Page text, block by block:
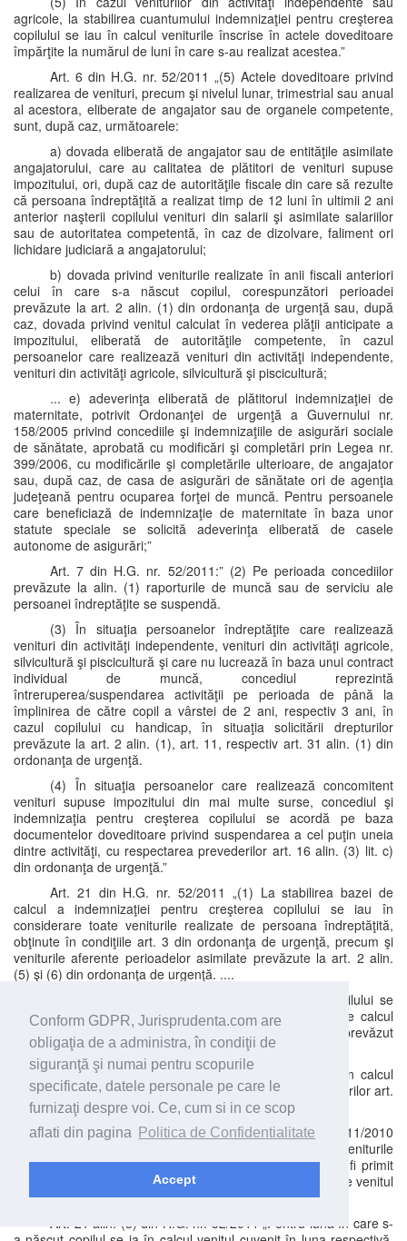
Conform GDPR, Jurisprudenta.com are
obligaţia de a administra, în condiţii de
siguranţă şi numai pentru scopurile
specificate, datele personale pe care le
furnizaţi despre voi. Ce, cum si in ce scop
aflati din pagina
Politica de Confidentialitate
Accept
agricole, la stabilirea cuantumului indemnizaţiei pentru creşterea
copilului se iau în calcul veniturile înscrise în actele doveditoare
împărţite la numărul de luni în care s-au realizat acestea.”
Art. 6 din H.G. nr. 52/2011 „(5) Actele doveditoare privind
realizarea de venituri, precum şi nivelul lunar, trimestrial sau anual
al acestora, eliberate de angajator sau de organele competente,
sunt, după caz, următoarele:
a) dovada eliberată de angajator sau de entităţile asimilate
angajatorului, care au calitatea de plătitori de venituri supuse
impozitului, ori, după caz de autorităţile fiscale din care să rezulte
că persoana îndreptăţită a realizat timp de 12 luni în ultimii 2 ani
anterior naşterii copilului venituri din salarii şi asimilate salariilor
sau de autoritatea competentă, în caz de dizolvare, faliment ori
lichidare judiciară a angajatorului;
b) dovada privind veniturile realizate în anii fiscali anteriori
celui în care s-a născut copilul, corespunzători perioadei
prevăzute la art. 2 alin. (1) din ordonanţa de urgenţă sau, după
caz, dovada privind venitul calculat în vederea plăţii anticipate a
impozitului, eliberată de autorităţile competente, în cazul
persoanelor care realizează venituri din activităţi independente,
venituri din activităţi agricole, silvicultură şi piscicultură;
... e) adeverinţa eliberată de plătitorul indemnizaţiei de
maternitate, potrivit Ordonanţei de urgenţă a Guvernului nr.
158/2005 privind concediile şi indemnizaţiile de asigurări sociale
de sănătate, aprobată cu modificări şi completări prin Legea nr.
399/2006, cu modificările şi completările ulterioare, de angajator
sau, după caz, de casa de asigurări de sănătate ori de agenţia
judeţeană pentru ocuparea forţei de muncă. Pentru persoanele
care beneficiază de indemnizaţie de maternitate în baza unor
statute speciale se solicită adeverinţa eliberată de casele
autonome de asigurări;”
Art. 7 din H.G. nr. 52/2011:” (2) Pe perioada concediilor
prevăzute la alin. (1) raporturile de muncă sau de serviciu ale
persoanei îndreptăţite se suspendă.
(3) În situaţia persoanelor îndreptăţite care realizează
venituri din activităţi independente, venituri din activităţi agricole,
silvicultură şi piscicultură şi care nu lucrează în baza unui contract
individual de muncă, concediul reprezintă
întreruperea/suspendarea activităţii pe perioada de până la
împlinirea de către copil a vârstei de 2 ani, respectiv 3 ani, în
cazul copilului cu handicap, în situaţia solicitării drepturilor
prevăzute la art. 2 alin. (1), art. 11, respectiv art. 31 alin. (1) din
ordonanţa de urgenţă.
(4) În situaţia persoanelor care realizează concomitent
venituri supuse impozitului din mai multe surse, concediul şi
indemnizaţia pentru creşterea copilului se acordă pe baza
documentelor doveditoare privind suspendarea a cel puţin uneia
dintre activităţi, cu respectarea prevederilor art. 16 alin. (3) lit. c)
din ordonanţa de urgenţă.”
Art. 21 din H.G. nr. 52/2011 „(1) La stabilirea bazei de
calcul a indemnizaţiei pentru creşterea copilului se iau în
considerare toate veniturile realizate de persoana îndreptăţită,
obţinute în condiţiile art. 3 din ordonanţa de urgenţă, precum şi
veniturile aferente perioadelor asimilate prevăzute la art. 2 alin.
(5) şi (6) din ordonanţa de urgenţă. ....
(2) Cuantumul indemnizaţiei pentru creşterea copilului se
calculează prin aplicarea cotei de 85% asupra bazei de calcul
stabilite potrivit alin. (1) şi nu poate fi mai mic decât cel prevăzut
de art. 2 alin. (2) din ordonanţa de urgenţă.
(3) Pentru luna în care s-a născut copilul se ia în calcul
venitul cuvenit în luna respectivă, cu respectarea prevederilor art.
3 alin. (6) din ordonanţa de urgenţă.”
Referitor la prevederile art. 3 alin 6 din O.U.G. nr. 111/2010
„(6) Pentru luna naşterii copilului se iau în calcul veniturile
cuvenite pentru acea lună, respectiv venitul pe care l-ar fi primit
persoana dacă ar fi lucrat în toată luna, sau cumulul dintre venitul
aferent zilelor lucrate cu indemnizaţia de maternitate.”
Art. 21 alin. (3) din H.G. nr. 52/2011 „Pentru luna în care s-